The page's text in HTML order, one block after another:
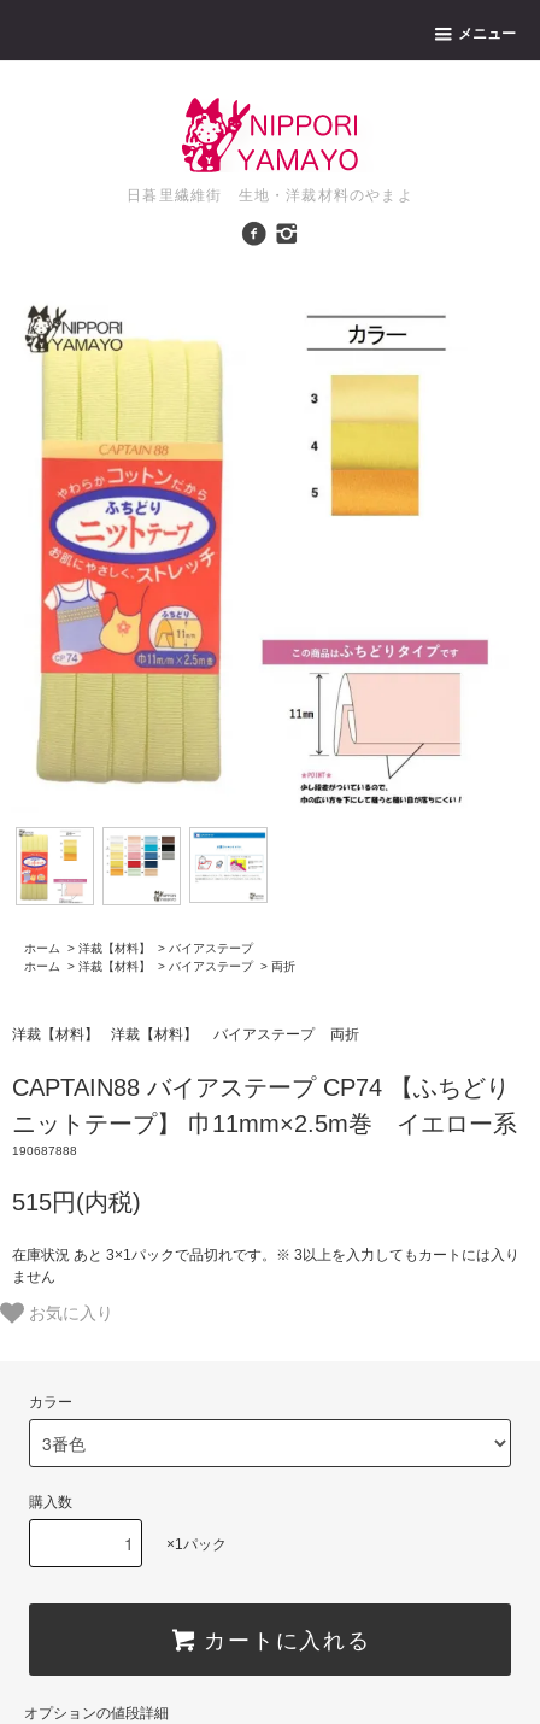
メニュー
日暮里繊維街 生地・洋裁材料のやまよ
ホーム > 洋裁【材料】 > バイアステープ
ホーム
> 洋裁【材料】 > バイアステープ > 両折
洋裁【材料】 洋裁【材料】 バイアステープ 両折
CAPTAIN88 バイアステープ CP74 【ふちどり
ニットテープ】 巾11mm×2.5m巻 イエロー系
190687888
515円(内税)
在庫状況 あと 3×1パックで品切れです。※ 3以上を入力してもカートには入り
ません
お気に入り
カラー
購入数
×1パック
カートに入れる
オプションの値段詳細